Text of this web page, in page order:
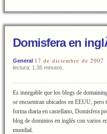
Domisfera en
General 17 de diciembre de 2007
lectura: 1,35 minutos.
Es innegable que los blogs de
se encuentran ubicados en EEUU,
forma diaria en castellano, Domisfera
blog de dominios en inglés con varios
mundial.